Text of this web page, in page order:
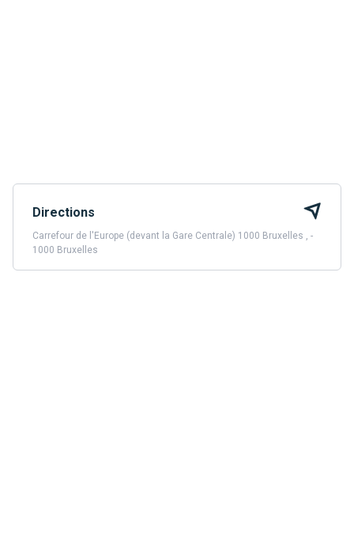
Directions
Carrefour de l'Europe (devant la Gare Centrale) 1000 Bruxelles , -
1000 Bruxelles